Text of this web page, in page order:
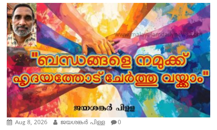
Aug 8, 2026 ജയശങ്കര്‍ പിള്ള 0